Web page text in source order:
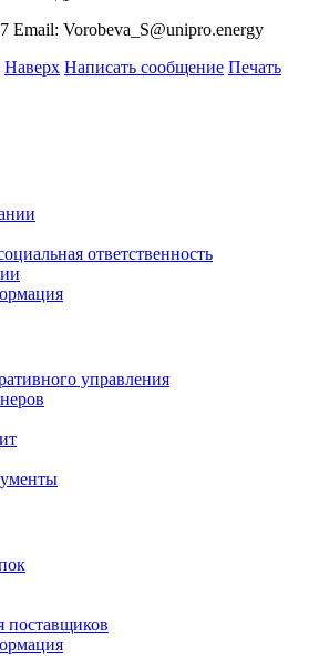
Email: Vorobeva_S@unipro.energy
Наверх Написать сообщение Печать
ответственность
управления
поставщиков